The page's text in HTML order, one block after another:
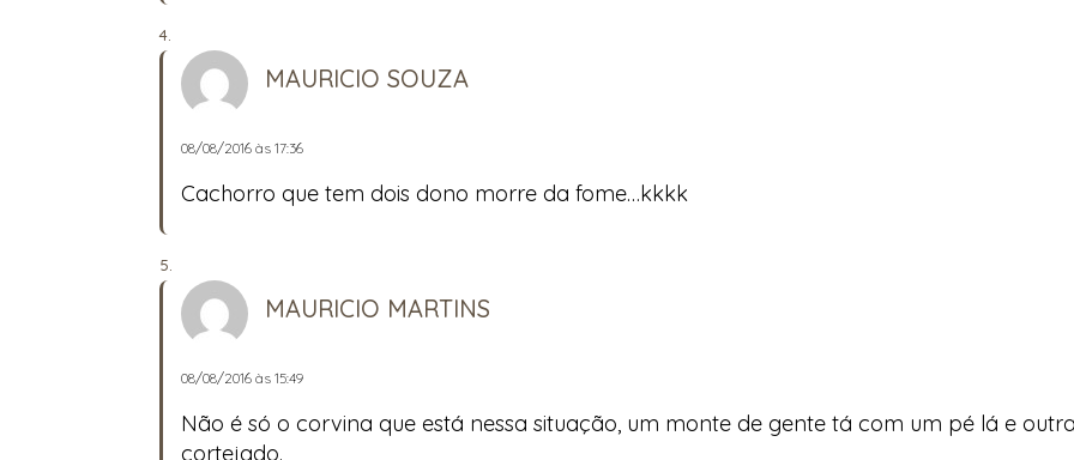
MAURICIO SOUZA
08/08/2016 às 17:36
Cachorro que tem dois dono morre da fome…kkkk
MAURICIO MARTINS
08/08/2016 às 15:49
Não é só o corvina que está nessa situação, um monte de gente tá com um pé lá e
cortejado.